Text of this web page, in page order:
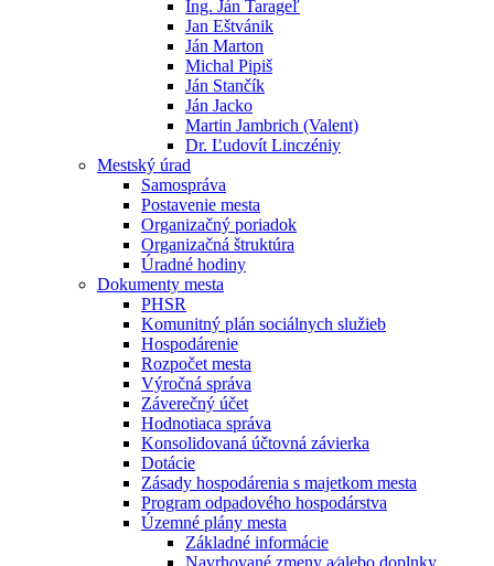
Ing. Ján Tarageľ
Jan Eštvánik
Ján Marton
Michal Pipiš
Ján Stančík
Ján Jacko
Martin Jambrich (Valent)
Dr. Ľudovít Linczéniy
Mestský úrad
Samospráva
Postavenie mesta
Organizačný poriadok
Organizačná štruktúra
Úradné hodiny
Dokumenty mesta
PHSR
Komunitný plán sociálnych služieb
Hospodárenie
Rozpočet mesta
Výročná správa
Záverečný účet
Hodnotiaca správa
Konsolidovaná účtovná závierka
Dotácie
Zásady hospodárenia s majetkom mesta
Program odpadového hospodárstva
Územné plány mesta
Základné informácie
Navrhované zmeny a⁄alebo doplnky